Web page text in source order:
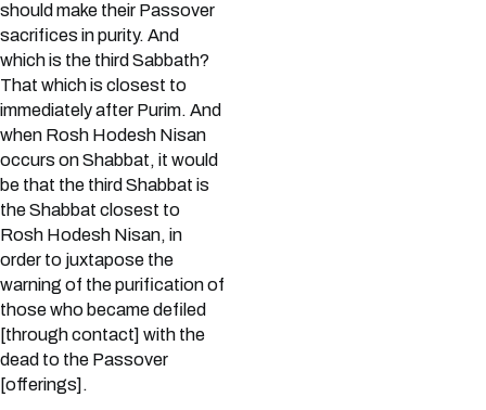
should make their Passover
sacrifices in purity. And
which is the third Sabbath?
That which is closest to
immediately after Purim. And
when Rosh Hodesh Nisan
occurs on Shabbat, it would
be that the third Shabbat is
the Shabbat closest to
Rosh Hodesh Nisan, in
order to juxtapose the
warning of the purification of
those who became defiled
[through contact] with the
dead to the Passover
[offerings].